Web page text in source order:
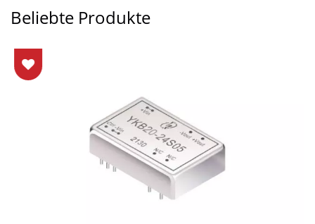
Beliebte Produkte